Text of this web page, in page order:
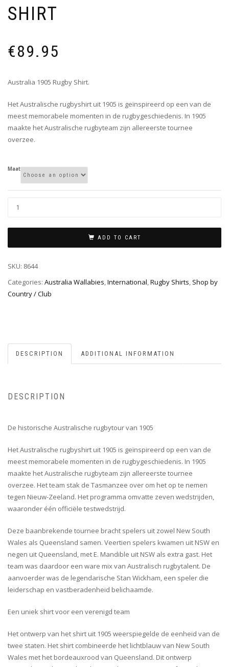
SHIRT
€89.95
Australia 1905 Rugby Shirt.
Het Australische rugbyshirt uit 1905 is geïnspireerd op een van de
meest memorabele momenten in de rugbygeschiedenis. In 1905
maakte het Australische rugbyteam zijn allereerste tournee
overzee.
Maat
ADD TO CART
SKU: 8644
Categories: Australia Wallabies,International,Rugby Shirts, Shop by
Country / Club
DESCRIPTION ADDITIONAL INFORMATION
DESCRIPTION
De historische Australische rugbytour van 1905
Het Australische rugbyshirt uit 1905 is geïnspireerd op een van de
meest memorabele momenten in de rugbygeschiedenis. In 1905
maakte het Australische rugbyteam zijn allereerste tournee
overzee. Het team stak de Tasmanzee over om het op te nemen
tegen Nieuw-Zeeland. Het programma omvatte zeven wedstrijden,
waaronder één officiële testwedstrijd.
Deze baanbrekende tournee bracht spelers uit zowel New South
Wales als Queensland samen. Veertien spelers kwamen uit NSW en
negen uit Queensland, met E. Mandible uit NSW als extra gast. Het
team was daardoor een ware mix van Australisch rugbytalent. De
aanvoerder was de legendarische Stan Wickham, een speler die
leiderschap en vastberadenheid belichaamde.
Een uniek shirt voor een verenigd team
Het ontwerp van het shirt uit 1905 weerspiegelde de eenheid van de
twee staten. Het shirt combineerde het lichtblauw van New South
Wales met het bordeauxrood van Queensland. Dit ontwerp